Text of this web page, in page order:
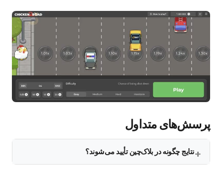
پرسش‌های متداول
نتایج چگونه در بلاک‌چین تأیید می‌شوند؟